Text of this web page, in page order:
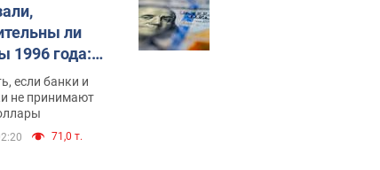
ли
1996 года:
ли
и банки
если банки и
не принимают
71,0 т.